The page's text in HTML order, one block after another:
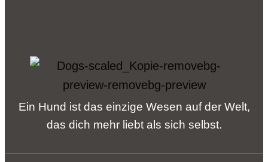
Ein Hund ist das einzige Wesen auf der Welt,
das dich mehr liebt als sich selbst.